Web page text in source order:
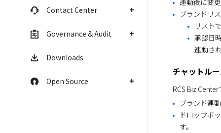
Contact Center
Governance & Audit
Downloads
Open Source
連動後に変
ブランドリ
リスト
承認日
連動さ
チャットル
RCS Biz
ブランド連
ドロップボ
す。